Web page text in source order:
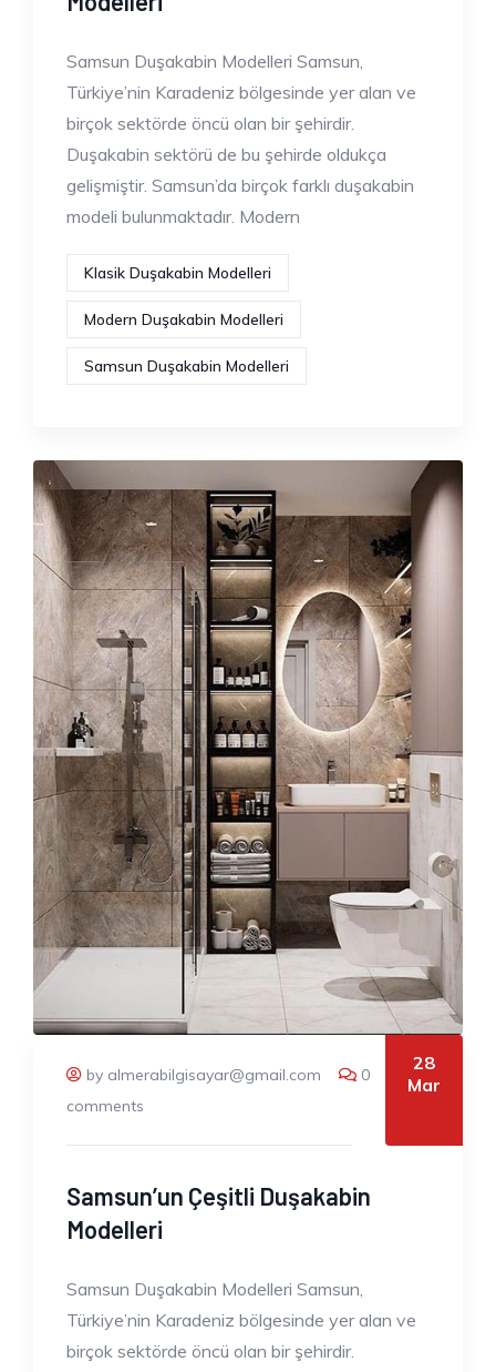
Samsun Duşakabin Modelleri Samsun,
Türkiye’nin Karadeniz bölgesinde yer alan ve
birçok sektörde öncü olan bir şehirdir.
Duşakabin sektörü de bu şehirde oldukça
gelişmiştir. Samsun’da birçok farklı duşakabin
modeli bulunmaktadır. Modern
Klasik Duşakabin Modelleri
Modern Duşakabin Modelleri
Samsun Duşakabin Modelleri
by almerabilgisayar@gmail.com
0
comments
28
Mar
Samsun’un Çeşitli Duşakabin
Modelleri
Samsun Duşakabin Modelleri Samsun,
Türkiye’nin Karadeniz bölgesinde yer alan ve
birçok sektörde öncü olan bir şehirdir.